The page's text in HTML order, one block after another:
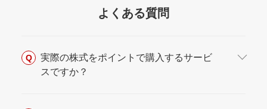
よくある質問
Q
実際の株式をポイントで購入するサービ
スですか？